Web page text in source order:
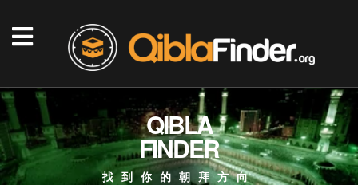
QIBLA
FINDER
找到你的朝拜方向